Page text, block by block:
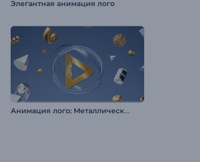
Элегантная анимация лого
Анимация лого: Металлические фигуры